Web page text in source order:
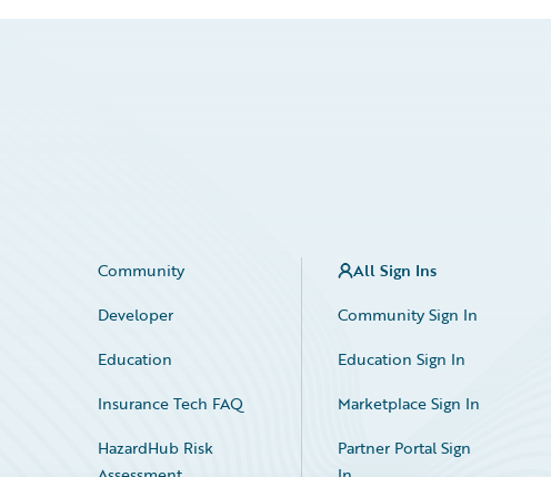
Community
Developer
Education
Insurance Tech FAQ
HazardHub Risk
All Sign Ins
Community Sign In
Education Sign In
Marketplace Sign In
Partner Portal Sign